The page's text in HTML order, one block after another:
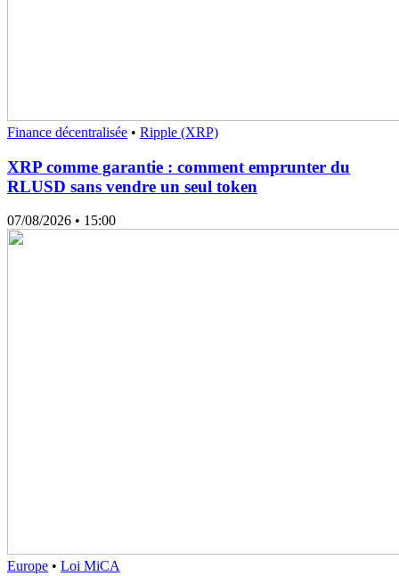
Finance décentralisée • Ripple (XRP)
XRP comme garantie : comment emprunter du
RLUSD sans vendre un seul token
07/08/2026 • 15:00
Europe • Loi MiCA